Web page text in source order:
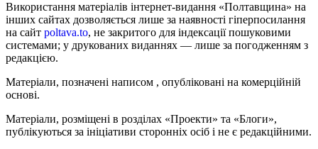
Використання матеріалів інтернет-видання «Полтавщина» на
інших сайтах дозволяється лише за наявності гіперпосилання
на сайт poltava.to, не закритого для індексації пошуковими
системами; у друкованих виданнях — лише за погодженням з
редакцією.
Матеріали, позначені написом , опубліковані на комерційній
основі.
Матеріали, розміщені в розділах «Проекти» та «Блоги»,
публікуються за ініціативи сторонніх осіб і не є редакційними.